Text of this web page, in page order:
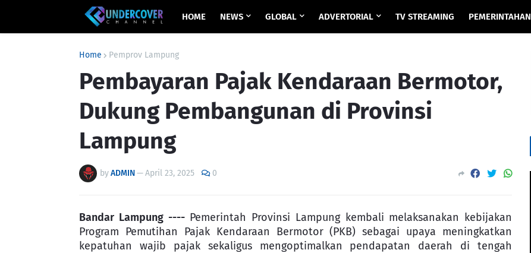
HOME NEWS GLOBAL ADVERTORIAL TV STREAMING PEMERINTAHAN
Home Pemprov Lampung
Pembayaran Pajak Kendaraan Bermotor,
Dukung Pembangunan di Provinsi
Lampung
byADMIN—April 23, 2025 0
Bandar Lampung ----Pemerintah Provinsi Lampung kembali melaksanakan kebijakan
Program Pemutihan Pajak Kendaraan Bermotor (PKB) sebagai upaya meningkatkan
kepatuhan wajib pajak sekaligus mengoptimalkan pendapatan daerah di tengah